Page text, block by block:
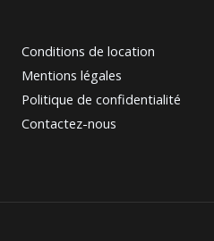
Conditions de location
Mentions légales
Politique de confidentialité
Contactez-nous